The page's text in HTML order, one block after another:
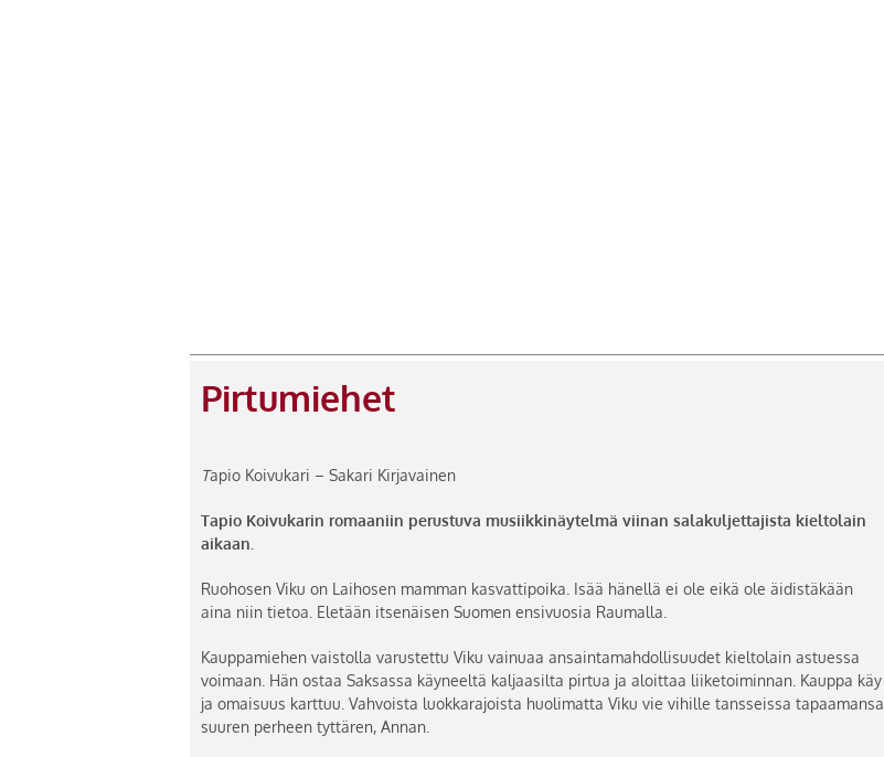
Pirtumiehet
Tapio Koivukari – Sakari Kirjavainen
Tapio Koivukarin romaaniin perustuva musiikkinäytelmä viinan salakuljettajista kieltolain
aikaan.
Ruohosen Viku on Laihosen mamman kasvattipoika. Isää hänellä ei ole eikä ole äidistäkään
aina niin tietoa. Eletään itsenäisen Suomen ensivuosia Raumalla.
Kauppamiehen vaistolla varustettu Viku vainuaa ansaintamahdollisuudet kieltolain astuessa
voimaan. Hän ostaa Saksassa käyneeltä kaljaasilta pirtua ja aloittaa liiketoiminnan. Kauppa käy
ja omaisuus karttuu. Vahvoista luokkarajoista huolimatta Viku vie vihille tansseissa tapaamansa
suuren perheen tyttären, Annan.